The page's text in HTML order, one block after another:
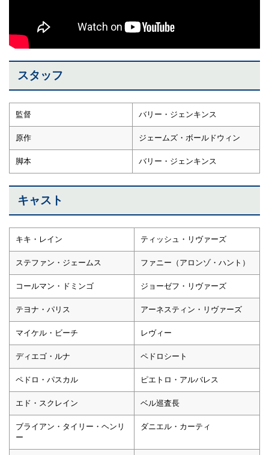
スタッフ
監督 バリー・ジェンキンス
原作 ジェームズ・ボールドウィン
脚本 バリー・ジェンキンス
キャスト
キキ・レイン ティッシュ・リヴァーズ
ステファン・ジェームス ファニー（アロンゾ・ハント）
コールマン・ドミンゴ ジョーゼフ・リヴァーズ
テヨナ・パリス アーネスティン・リヴァーズ
マイケル・ビーチ レヴィー
ディエゴ・ルナ ペドロシート
ペドロ・パスカル ピエトロ・アルバレス
エド・スクレイン ベル巡査長
ブライアン・タイリー・ヘンリ
ー
ダニエル・カーティ